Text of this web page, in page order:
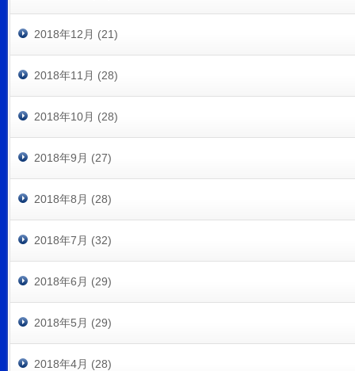
2018年12月 (21)
2018年11月 (28)
2018年10月 (28)
2018年9月 (27)
2018年8月 (28)
2018年7月 (32)
2018年6月 (29)
2018年5月 (29)
2018年4月 (28)